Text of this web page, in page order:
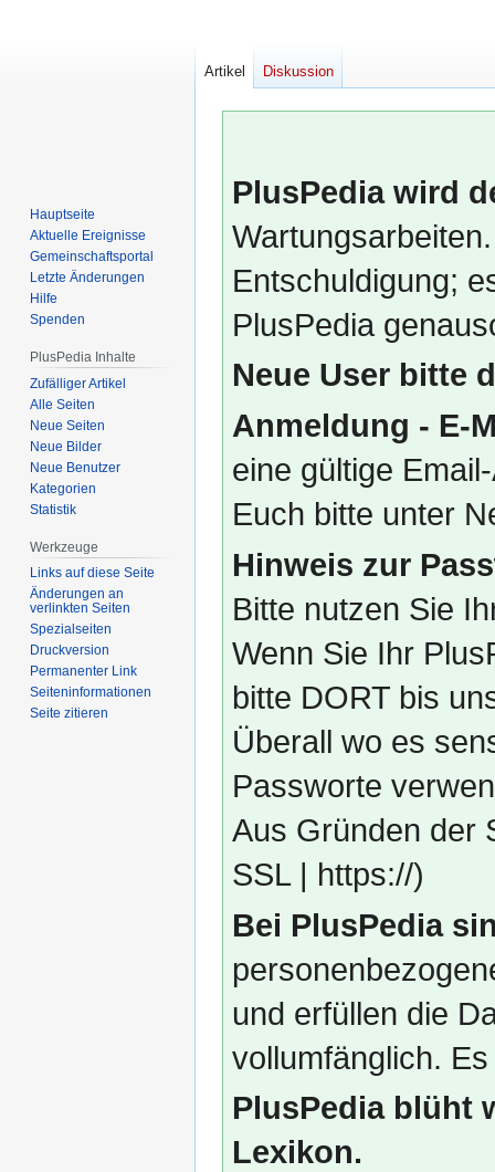
PlusPedia wird
Entschuldigung;
PlusPedia
Neue User bitte
Anmeldung - E-
eine gültige
Euch bitte unter
Hinweis zur
Bitte nutzen Sie
Wenn Sie Ihr
bitte DORT bis
Überall wo es
Passworte
Aus Gründen der
SSL | https://)
Bei PlusPedia
und erfüllen die
vollumfänglich.
PlusPedia blüht
Lexikon.
Artikel Diskussion
Hauptseite
Aktuelle Ereignisse
Gemeinschafts­portal
Letzte Änderungen
Hilfe
Spenden
PlusPedia Inhalte
Zufälliger Artikel
Alle Seiten
Neue Seiten
Neue Bilder
Neue Benutzer
Kategorien
Statistik
Werkzeuge
Links auf diese Seite
Änderungen an
verlinkten Seiten
Spezialseiten
Druckversion
Permanenter Link
Seiten­­informationen
Seite zitieren